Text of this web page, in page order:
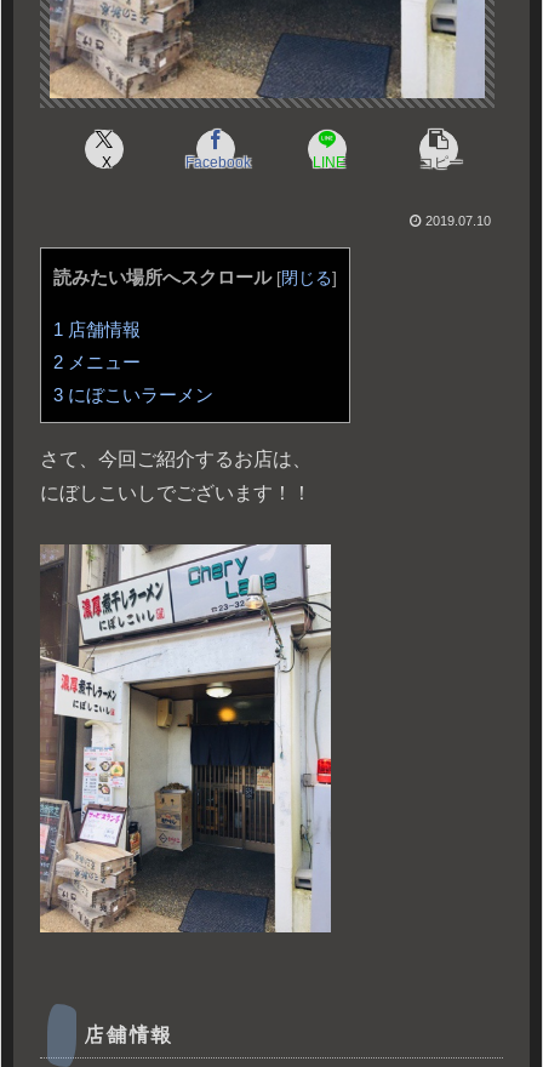
X Facebook LINE コピー
2019.07.10
読みたい場所へスクロール [閉じる]
1 店舗情報
2 メニュー
3 にぼこいラーメン
さて、今回ご紹介するお店は、
にぼしこいしでございます！！
店舗情報